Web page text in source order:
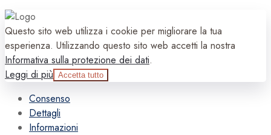
Questo sito web utilizza i cookie per migliorare la tua
esperienza. Utilizzando questo sito web accetti la nostra
Informativa sulla protezione dei dati.
Leggi di più Accetta tutto
Consenso
Dettagli
Informazioni